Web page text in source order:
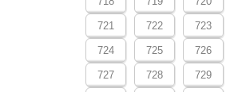
721 722 723
724 725 726
727 728 729